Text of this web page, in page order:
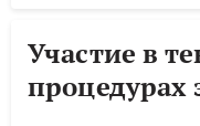
Участие в
процедурах